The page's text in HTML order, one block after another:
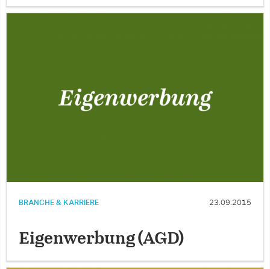
BRANCHE & KARRIERE 23.09.2015
Eigenwerbung (AGD)